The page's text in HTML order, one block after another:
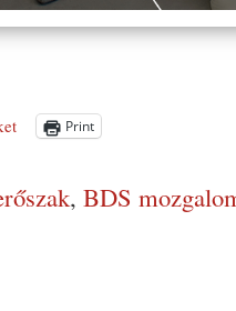
Print
, BDS